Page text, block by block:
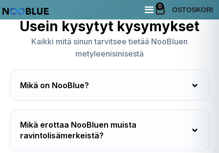
0 OSTOSKORI
Usein kysytyt kysymykset
Kaikki mitä sinun tarvitsee tietää NooBluen
metyleenisinisestä
Mikä on NooBlue?
⁠Mikä erottaa NooBluen muista
ravintolisämerkeistä?